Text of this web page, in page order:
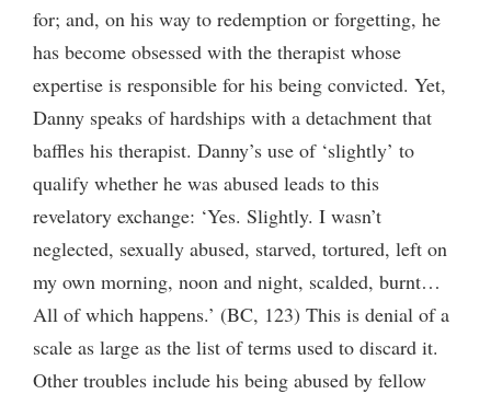
for; and, on his way to redemption or forgetting, he
has become obsessed with the therapist whose
expertise is responsible for his being convicted. Yet,
Danny speaks of hardships with a detachment that
baffles his therapist. Danny’s use of ‘slightly’ to
qualify whether he was abused leads to this
revelatory exchange: ‘Yes. Slightly. I wasn’t
neglected, sexually abused, starved, tortured, left on
my own morning, noon and night, scalded, burnt…
All of which happens.’ (BC, 123) This is denial of a
scale as large as the list of terms used to discard it.
Other troubles include his being abused by fellow